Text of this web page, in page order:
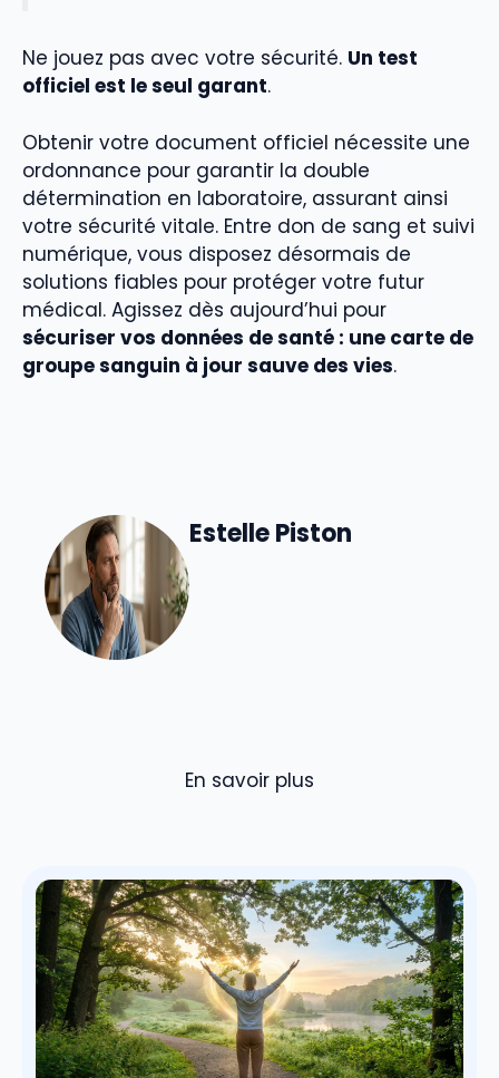
Ne jouez pas avec votre sécurité. Un test
officiel est le seul garant.
Obtenir votre document officiel nécessite une
ordonnance pour garantir la double
détermination en laboratoire, assurant ainsi
votre sécurité vitale. Entre don de sang et suivi
numérique, vous disposez désormais de
solutions fiables pour protéger votre futur
médical. Agissez dès aujourd’hui pour
sécuriser vos données de santé : une carte de
groupe sanguin à jour sauve des vies.
Estelle Piston
En savoir plus